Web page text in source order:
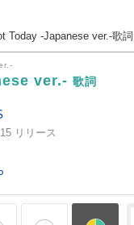
Today -Japanese ver.-歌詞
ver.- 歌詞
リリース